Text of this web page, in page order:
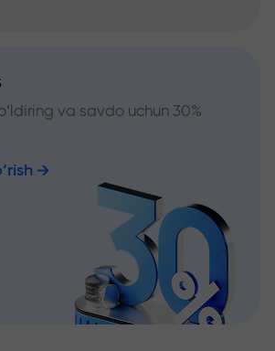
va savdo uchun 30%